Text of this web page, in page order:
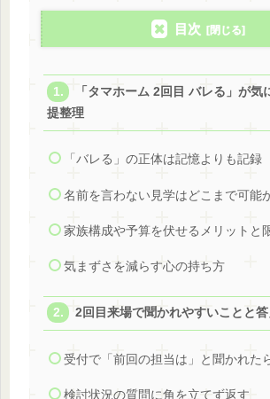
目次
「タマホーム 2回目 バレる」が気
提整理
「バレる」の正体は記憶よりも記録
名前を言わない見学はどこまで可能
家族構成や予算を伏せるメリットと
気まずさを減らす心の持ち方
2回目来場で聞かれやすいことと
受付で「前回の担当は」と聞かれた
検討状況の質問に角を立てず返す